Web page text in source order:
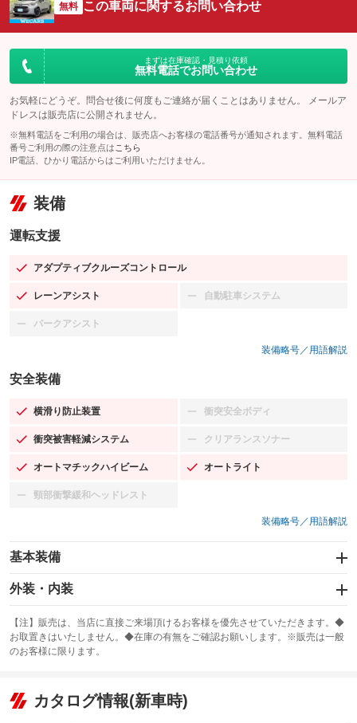
無料 この車両に関するお問い合わせ
まずは在庫確認・見積り依頼
無料電話でお問い合わせ
お気軽にどうぞ。問合せ後に何度もご連絡が届くことはありません。 メールア
ドレスは販売店に公開されません。
※無料電話をご利用の場合は、販売店へお客様の電話番号が通知されます。無料電話
番号ご利用の際の注意点は こちら
IP電話、ひかり電話からはご利用いただけません。
装備
運転支援
アダプティブクルーズコントロール
：装備あり
レーンアシスト
：装備あり 自動駐車システム
：装備なし
パークアシスト
：装備なし
装備略号／用語解説
安全装備
横滑り防止装置
：装備あり 衝突安全ボディ
：装備なし
衝突被害軽減システム
：装備あり クリアランスソナー
：装備なし
オートマチックハイビーム
：装備あり オートライト
：装備あり
頸部衝撃緩和ヘッドレスト
：装備なし
装備略号／用語解説
基本装備
エアバッグ：運転席/助手席/サイド
：装備あり
：装備あり
サンルーフ
：装備なし ABS
リフトアップ
：装備なし
外装・内装
カーナビ：SDナビ
：装備あり
TV：フルセグ
：装備あり
ビジュアル
：装備なし
【注】販売は、当店に直接ご来場頂けるお客様を優先させていただきます。◆
お取置きはいたしません。◆在庫の有無をご確認お願いします。※販売は一般
のお客様に限ります。
カタログ情報(新車時)